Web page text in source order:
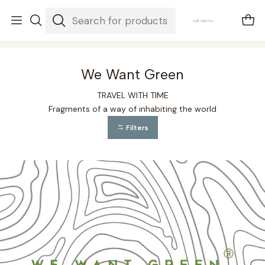
We Want Green
TRAVEL WITH TIME
Fragments of a way of inhabiting the world
Filters